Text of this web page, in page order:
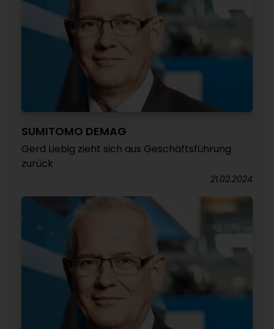
SUMITOMO DEMAG
Gerd Liebig zieht sich aus Geschäftsführung
zurück
21.02.2024